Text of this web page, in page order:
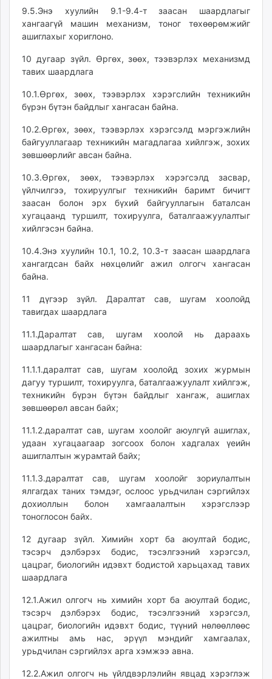
9.5.Энэ хуулийн 9.1-9.4-т заасан шаардлагыг
хангаагүй машин механизм, тоног төхөөрөмжийг
ашиглахыг хориглоно.
10 дугаар зүйл. Өргөх, зөөх, тээвэрлэх механизмд
тавих шаардлага
10.1.Өргөх, зөөх, тээвэрлэх хэрэгслийн техникийн
бүрэн бүтэн байдлыг хангасан байна.
10.2.Өргөх, зөөх, тээвэрлэх хэрэгсэлд мэргэжлийн
байгууллагаар техникийн магадлагаа хийлгэж, зохих
зөвшөөрлийг авсан байна.
10.3.Өргөх, зөөх, тээвэрлэх хэрэгсэлд засвар,
үйлчилгээ, тохируулгыг техникийн баримт бичигт
заасан болон эрх бүхий байгууллагын баталсан
хугацаанд туршилт, тохируулга, баталгаажуулалтыг
хийлгэсэн байна.
10.4.Энэ хуулийн 10.1, 10.2, 10.3-т заасан шаардлага
хангагдсан байх нөхцөлийг ажил олгогч хангасан
байна.
11 дүгээр зүйл. Даралтат сав, шугам хоолойд
тавигдах шаардлага
11.1.Даралтат сав, шугам хоолой нь дараахь
шаардлагыг хангасан байна:
11.1.1.даралтат сав, шугам хоолойд зохих журмын
дагуу туршилт, тохируулга, баталгаажуулалт хийлгэж,
техникийн бүрэн бүтэн байдлыг хангаж, ашиглах
зөвшөөрөл авсан байх;
11.1.2.даралтат сав, шугам хоолойг аюулгүй ашиглах,
удаан хугацаагаар зогсоох болон хадгалах үеийн
ашиглалтын журамтай байх;
11.1.3.даралтат сав, шугам хоолойг зориулалтын
ялгагдах таних тэмдэг, ослоос урьдчилан сэргийлэх
дохиоллын болон хамгаалалтын хэрэгслээр
тоноглосон байх.
12 дугаар зүйл. Химийн хорт ба аюултай бодис,
тэсэрч дэлбэрэх бодис, тэсэлгээний хэрэгсэл,
цацраг, биологийн идэвхт бодистой харьцахад тавих
шаардлага
12.1.Ажил олгогч нь химийн хорт ба аюултай бодис,
тэсэрч дэлбэрэх бодис, тэсэлгээний хэрэгсэл,
цацраг, биологийн идэвхт бодис, түүний нөлөөллөөс
ажилтны амь нас, эрүүл мэндийг хамгаалах,
урьдчилан сэргийлэх арга хэмжээ авна.
12.2.Ажил олгогч нь үйлдвэрлэлийн явцад хэрэглэж